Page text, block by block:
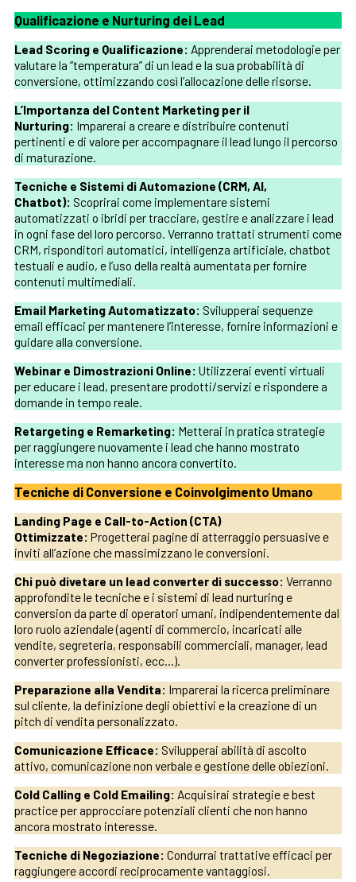
Qualificazione e Nurturing dei Lead
Lead Scoring e Qualificazione: Apprenderai metodologie per
valutare la “temperatura” di un lead e la sua probabilità di
conversione, ottimizzando così l’allocazione delle risorse.
L’Importanza del Content Marketing per il
Nurturing: Imparerai a creare e distribuire contenuti
pertinenti e di valore per accompagnare il lead lungo il percorso
di maturazione.
Tecniche e Sistemi di Automazione (CRM, AI,
Chatbot): Scoprirai come implementare sistemi
automatizzati o ibridi per tracciare, gestire e analizzare i lead
in ogni fase del loro percorso. Verranno trattati strumenti come
CRM, risponditori automatici, intelligenza artificiale, chatbot
testuali e audio, e l’uso della realtà aumentata per fornire
contenuti multimediali.
Email Marketing Automatizzato: Svilupperai sequenze
email efficaci per mantenere l’interesse, fornire informazioni e
guidare alla conversione.
Webinar e Dimostrazioni Online: Utilizzerai eventi virtuali
per educare i lead, presentare prodotti/servizi e rispondere a
domande in tempo reale.
Retargeting e Remarketing: Metterai in pratica strategie
per raggiungere nuovamente i lead che hanno mostrato
interesse ma non hanno ancora convertito.
Tecniche di Conversione e Coinvolgimento Umano
Landing Page e Call-to-Action (CTA)
Ottimizzate: Progetterai pagine di atterraggio persuasive e
inviti all’azione che massimizzano le conversioni.
Chi può divetare un lead converter di successo: Verranno
approfondite le tecniche e i sistemi di lead nurturing e
conversion da parte di operatori umani, indipendentemente dal
loro ruolo aziendale (agenti di commercio, incaricati alle
vendite, segreteria, responsabili commerciali, manager, lead
converter professionisti, ecc…).
Preparazione alla Vendita: Imparerai la ricerca preliminare
sul cliente, la definizione degli obiettivi e la creazione di un
pitch di vendita personalizzato.
Comunicazione Efficace: Svilupperai abilità di ascolto
attivo, comunicazione non verbale e gestione delle obiezioni.
Cold Calling e Cold Emailing: Acquisirai strategie e best
practice per approcciare potenziali clienti che non hanno
ancora mostrato interesse.
Tecniche di Negoziazione: Condurrai trattative efficaci per
raggiungere accordi reciprocamente vantaggiosi.